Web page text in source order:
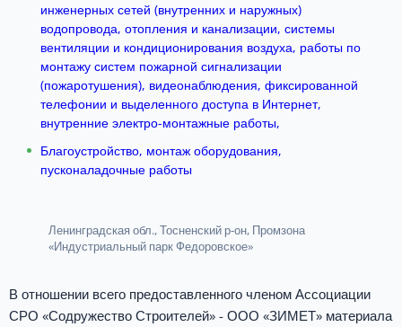
инженерных сетей (внутренних и наружных)
водопровода, отопления и канализации, системы
вентиляции и кондиционирования воздуха, работы по
монтажу систем пожарной сигнализации
(пожаротушения), видеонаблюдения, фиксированной
телефонии и выделенного доступа в Интернет,
внутренние электро-монтажные работы,
Благоустройство, монтаж оборудования,
пусконаладочные работы
Ленинградская обл., Тосненский р-он, Промзона
«Индустриальный парк Федоровское»
В отношении всего предоставленного членом Ассоциации
СРО «Содружество Строителей» - ООО «ЗИМЕТ» материала